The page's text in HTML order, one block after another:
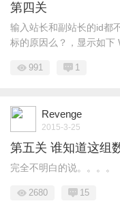
第四关
输入站长和副站长的id都
标的原因么？，显示如下
991 1
Revenge
2015-3-25
第五关 谁知道这组
完全不明白的说。。。。
2680 15